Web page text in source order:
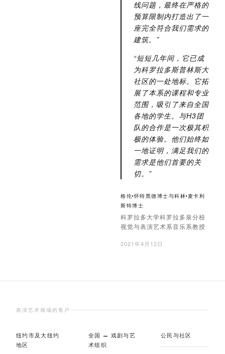
线问题，最终在严格的
预算限制内打造出了一
座完全符合我们需求的
建筑。”
“短短几年间，它已成
为科罗拉多斯普林斯大
社区的一处地标。它拓
展了本系的课程和专业
范围，吸引了来自全国
各地的学生。与H3团
队的合作是一次极其积
极的体验。他们始终如
一地证明，满足我们的
需求是他们首要的关
切。”
格伦·怀特黑德博士与科林·麦卡利
斯特博士
科罗拉多大学科罗拉多泉分校
视觉与表演艺术系音乐系教授
2021年4月12日
表演艺术领域的客户
纽约市及大纽约
地区
全国 — 戏剧与艺
术组织
公民与社区